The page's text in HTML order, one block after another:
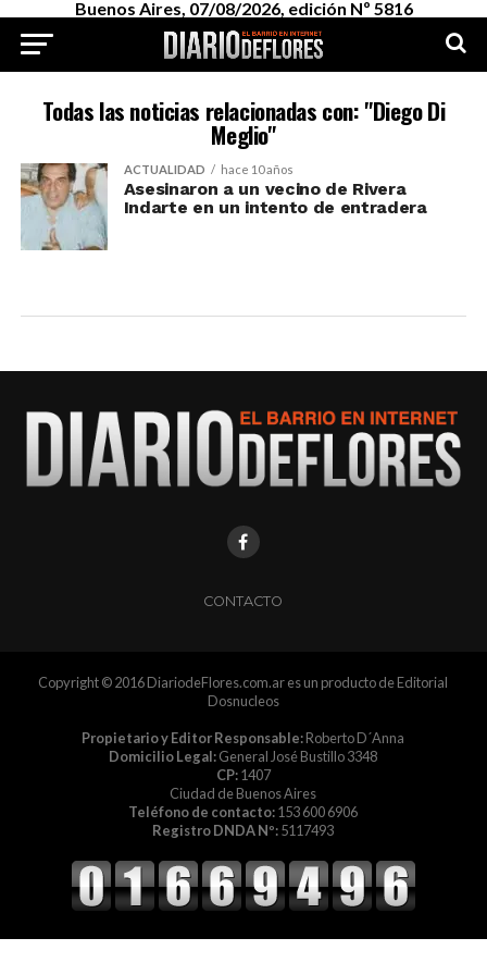
Buenos Aires, 07/08/2026, edición Nº 5816
Todas las noticias relacionadas con: "Diego Di
Meglio"
ACTUALIDAD hace 10 años
Asesinaron a un vecino de Rivera
Indarte en un intento de entradera
CONTACTO
Copyright © 2016 DiariodeFlores.com.ar es un producto de Editorial
Dosnucleos
Propietario y Editor Responsable:Roberto D´Anna
Domicilio Legal:General José Bustillo 3348
CP:1407
Ciudad de Buenos Aires
Teléfono de contacto:153 600 6906
Registro DNDA Nº:5117493